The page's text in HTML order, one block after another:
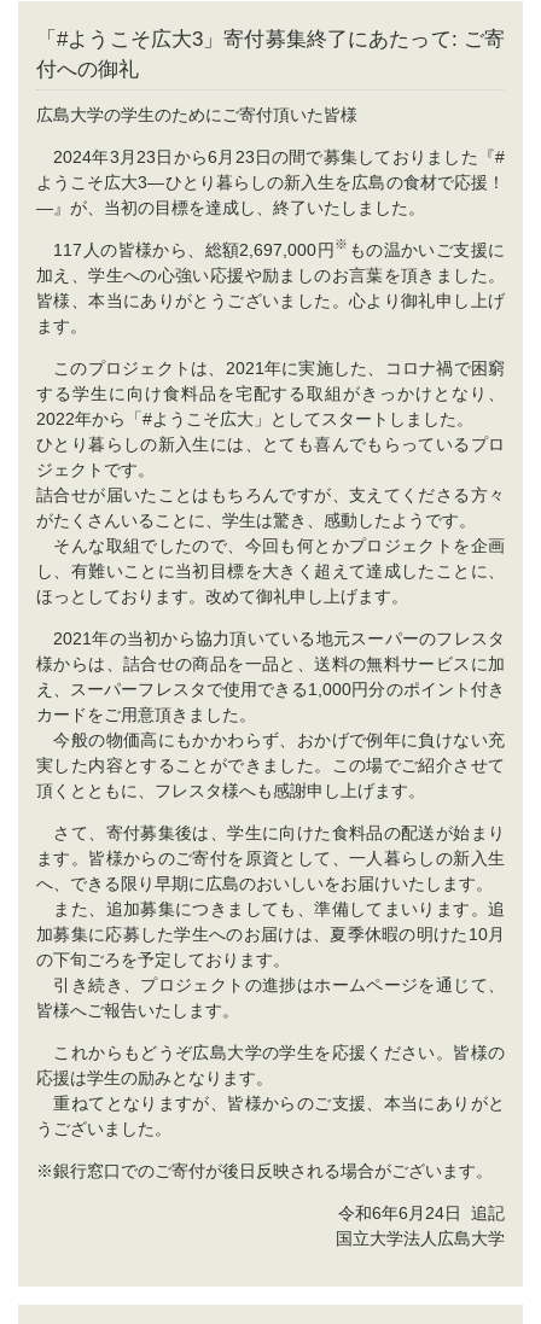
「#ようこそ広大3」寄付募集終了にあたって: ご寄
付への御礼
広島大学の学生のためにご寄付頂いた皆様
2024年3月23日から6月23日の間で募集しておりました『#
ようこそ広大3―ひとり暮らしの新入生を広島の食材で応援！
―』が、当初の目標を達成し、終了いたしました。
117人の皆様から、総額2,697,000円 ※ もの温かいご支援に
加え、学生への心強い応援や励ましのお⾔葉を頂きました。
皆様、本当にありがとうございました。心より御礼申し上げ
ます。
このプロジェクトは、2021年に実施した、コロナ禍で困窮
する学生に向け食料品を宅配する取組がきっかけとなり、
2022年から「#ようこそ広大」としてスタートしました。
ひとり暮らしの新入生には、とても喜んでもらっているプロ
ジェクトです。
詰合せが届いたことはもちろんですが、支えてくださる方々
がたくさんいることに、学生は驚き、感動したようです。
そんな取組でしたので、今回も何とかプロジェクトを企画
し、有難いことに当初目標を大きく超えて達成したことに、
ほっとしております。改めて御礼申し上げます。
2021年の当初から協力頂いている地元スーパーのフレスタ
様からは、詰合せの商品を一品と、送料の無料サービスに加
え、スーパーフレスタで使用できる1,000円分のポイント付き
カードをご用意頂きました。
今般の物価高にもかかわらず、おかげで例年に負けない充
実した内容とすることができました。この場でご紹介させて
頂くとともに、フレスタ様へも感謝申し上げます。
さて、寄付募集後は、学生に向けた食料品の配送が始まり
ます。皆様からのご寄付を原資として、一人暮らしの新入生
へ、できる限り早期に広島のおいしいをお届けいたします。
また、追加募集につきましても、準備してまいります。追
加募集に応募した学生へのお届けは、夏季休暇の明けた10月
の下旬ごろを予定しております。
引き続き、プロジェクトの進捗はホームページを通じて、
皆様へご報告いたします。
これからもどうぞ広島大学の学生を応援ください。皆様の
応援は学生の励みとなります。
重ねてとなりますが、皆様からのご支援、本当にありがと
うございました。
※銀行窓口でのご寄付が後日反映される場合がございます。
令和6年6月24日 追記
国立大学法人広島大学